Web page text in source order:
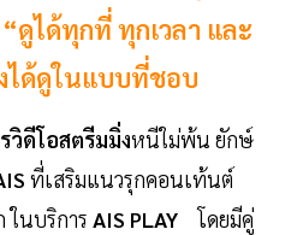
ดูได้ทุกที่ ทุกเวลา และ
ด้ดูในแบบที่ชอบ
วิดีโอสตรีมมิ่งหนีใม่พ้น ยักษ์
ที่เสริมแนวรุกคอนเท้นต์
ในบริการ AIS PLAY
โดยมีคู่